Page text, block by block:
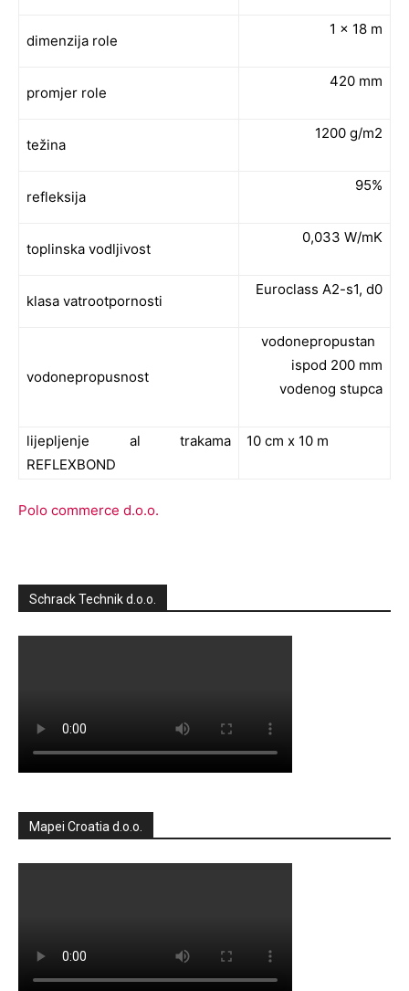
dimenzija role
1 x 18 m
promjer role
420 mm
težina
1200 g/m2
refleksija
95%
toplinska vodljivost
0,033 W/mK
klasa vatrootpornosti
Euroclass A2-s1, d0
vodonepropusnost
vodonepropustan
ispod 200 mm
vodenog stupca
lijepljenje al trakama
REFLEXBOND
10 cm x 10 m
Polo commerce d.o.o.
Schrack Technik d.o.o.
Mapei Croatia d.o.o.